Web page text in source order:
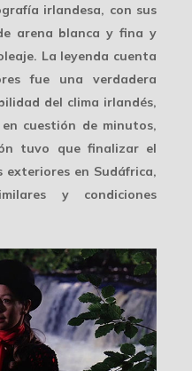
irlandesa, con sus
arena blanca y fina y
La leyenda cuenta
fue una verdadera
del clima irlandés,
cuestión de minutos,
tuvo que finalizar el
en Sudáfrica,
y condiciones